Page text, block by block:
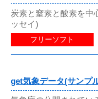
炭素と窒素と酸素を中
ッセイ)
フリーソフト
get気象データ(サンプ